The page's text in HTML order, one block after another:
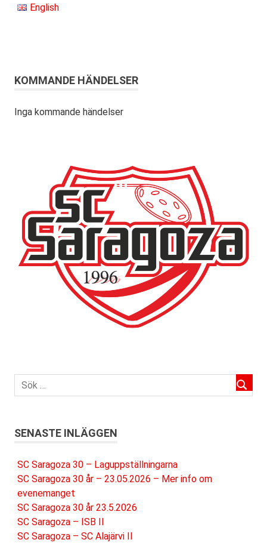
English
KOMMANDE HÄNDELSER
Inga kommande händelser
SENASTE INLÄGGEN
SC Saragoza 30 – Laguppställningarna
SC Saragoza 30 år – 23.05.2026 – Mer info om
evenemanget
SC Saragoza 30 år 23.5.2026
SC Saragoza – ISB II
SC Saragoza – SC Alajärvi II